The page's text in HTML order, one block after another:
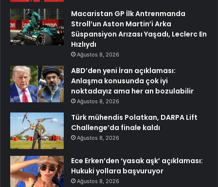
Macaristan GP İlk Antrenmanda
Stroll’un Aston Martin’i Arka
Süspansiyon Arızası Yaşadı, Leclerc En
Hızlıydı
Ağustos 8, 2026
ABD’den yeni İran açıklaması:
Anlaşma konusunda çok iyi
noktadayız ama her an bozulabilir
Ağustos 8, 2026
Türk mühendis Polatkan, DARPA Lift
Challenge’da finale kaldı
Ağustos 8, 2026
Ece Erken’den ‘yasak aşk’ açıklaması:
Hukuki yollara başvuruyor
Ağustos 8, 2026